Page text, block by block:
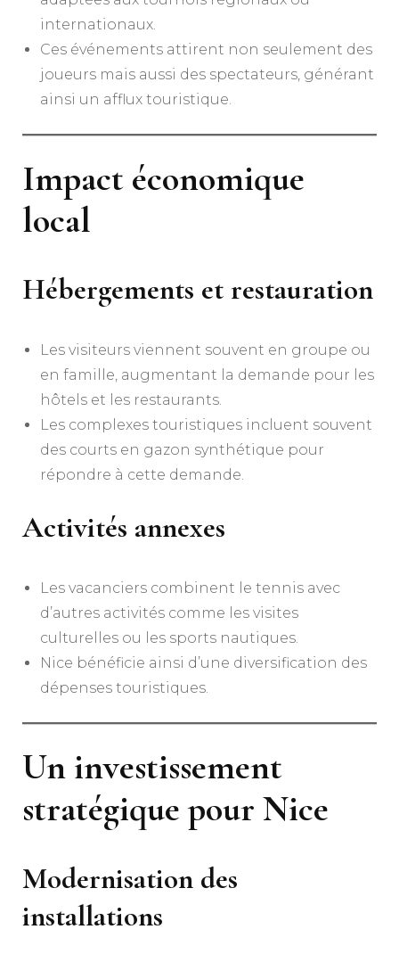
internationaux.
Ces événements attirent non seulement des
joueurs mais aussi des spectateurs, générant
ainsi un afflux touristique.
Impact économique
local
Hébergements et restauration
Les visiteurs viennent souvent en groupe ou
en famille, augmentant la demande pour les
hôtels et les restaurants.
Les complexes touristiques incluent souvent
des courts en gazon synthétique pour
répondre à cette demande.
Activités annexes
Les vacanciers combinent le tennis avec
d’autres activités comme les visites
culturelles ou les sports nautiques.
Nice bénéficie ainsi d’une diversification des
dépenses touristiques.
Un investissement
stratégique pour Nice
Modernisation des
installations